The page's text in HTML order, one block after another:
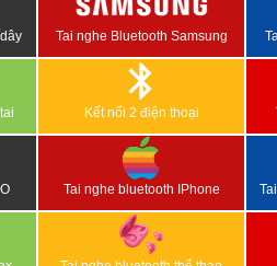
Tai nghe Bluetooth Samsung
Kết nối 2 điện thoại
Tai nghe bluetooth IPhone